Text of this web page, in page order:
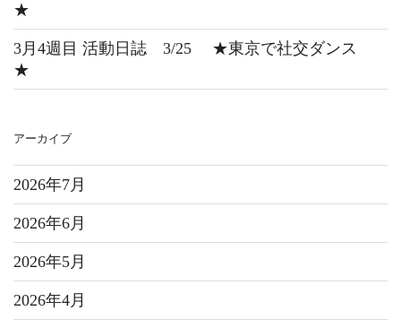
★
3月4週目 活動日誌 3/25 ★東京で社交ダンス
★
アーカイブ
2026年7月
2026年6月
2026年5月
2026年4月